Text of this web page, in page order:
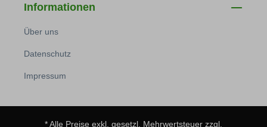
Informationen
Über uns
Datenschutz
Impressum
* Alle Preise exkl. gesetzl. Mehrwertsteuer zzgl.